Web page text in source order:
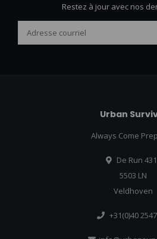
Restez à jour avec nos
Urban
Always Come
De Run
5503 LN
Veldhoven
+31(0)40